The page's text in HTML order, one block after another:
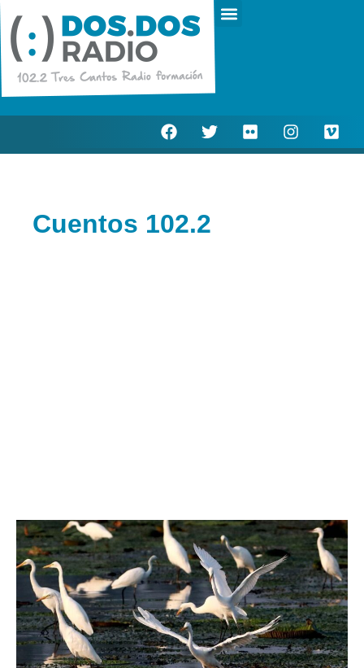
Cuentos 102.2